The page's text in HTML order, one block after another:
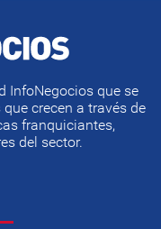
InfoNegocios que se
crecen a través de
franquiciantes,
del sector.